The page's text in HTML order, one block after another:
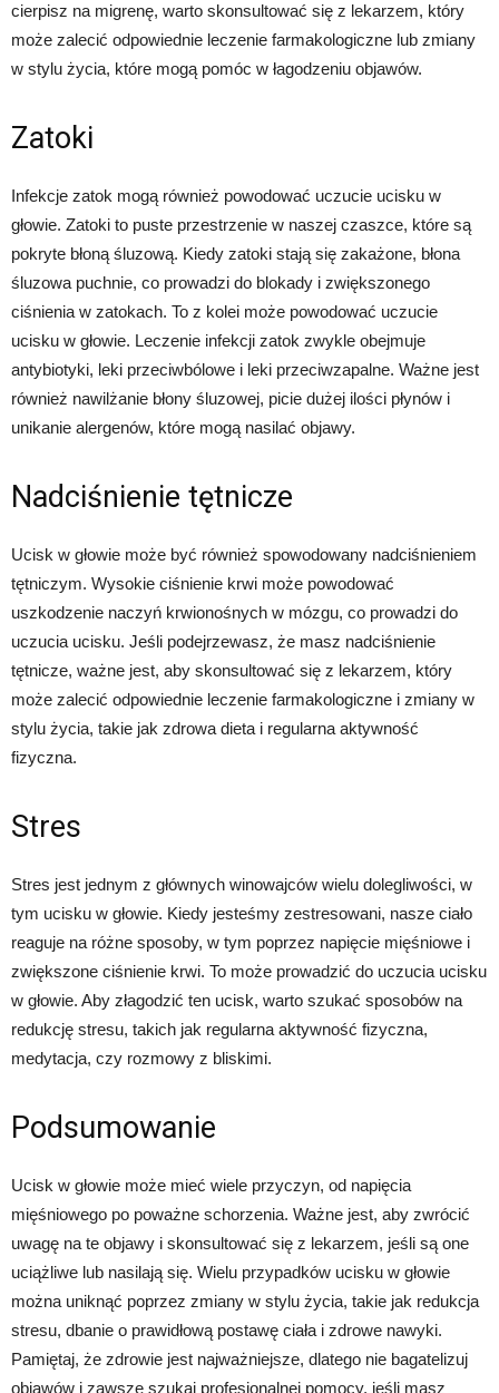
cierpisz na migrenę, warto skonsultować się z lekarzem, który
może zalecić odpowiednie leczenie farmakologiczne lub zmiany
w stylu życia, które mogą pomóc w łagodzeniu objawów.
Zatoki
Infekcje zatok mogą również powodować uczucie ucisku w
głowie. Zatoki to puste przestrzenie w naszej czaszce, które są
pokryte błoną śluzową. Kiedy zatoki stają się zakażone, błona
śluzowa puchnie, co prowadzi do blokady i zwiększonego
ciśnienia w zatokach. To z kolei może powodować uczucie
ucisku w głowie. Leczenie infekcji zatok zwykle obejmuje
antybiotyki, leki przeciwbólowe i leki przeciwzapalne. Ważne jest
również nawilżanie błony śluzowej, picie dużej ilości płynów i
unikanie alergenów, które mogą nasilać objawy.
Nadciśnienie tętnicze
Ucisk w głowie może być również spowodowany nadciśnieniem
tętniczym. Wysokie ciśnienie krwi może powodować
uszkodzenie naczyń krwionośnych w mózgu, co prowadzi do
uczucia ucisku. Jeśli podejrzewasz, że masz nadciśnienie
tętnicze, ważne jest, aby skonsultować się z lekarzem, który
może zalecić odpowiednie leczenie farmakologiczne i zmiany w
stylu życia, takie jak zdrowa dieta i regularna aktywność
fizyczna.
Stres
Stres jest jednym z głównych winowajców wielu dolegliwości, w
tym ucisku w głowie. Kiedy jesteśmy zestresowani, nasze ciało
reaguje na różne sposoby, w tym poprzez napięcie mięśniowe i
zwiększone ciśnienie krwi. To może prowadzić do uczucia ucisku
w głowie. Aby złagodzić ten ucisk, warto szukać sposobów na
redukcję stresu, takich jak regularna aktywność fizyczna,
medytacja, czy rozmowy z bliskimi.
Podsumowanie
Ucisk w głowie może mieć wiele przyczyn, od napięcia
mięśniowego po poważne schorzenia. Ważne jest, aby zwrócić
uwagę na te objawy i skonsultować się z lekarzem, jeśli są one
uciążliwe lub nasilają się. Wielu przypadków ucisku w głowie
można uniknąć poprzez zmiany w stylu życia, takie jak redukcja
stresu, dbanie o prawidłową postawę ciała i zdrowe nawyki.
Pamiętaj, że zdrowie jest najważniejsze, dlatego nie bagatelizuj
objawów i zawsze szukaj profesjonalnej pomocy, jeśli masz